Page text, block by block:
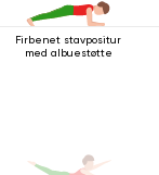
Firbenet stavpositur
med albuestøtte